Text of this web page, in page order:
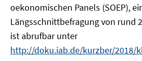
oekonomischen Panels (SOEP),
Längsschnittbefragung von rund
ist abrufbar unter
http://doku.iab.de/kurzber/2018/